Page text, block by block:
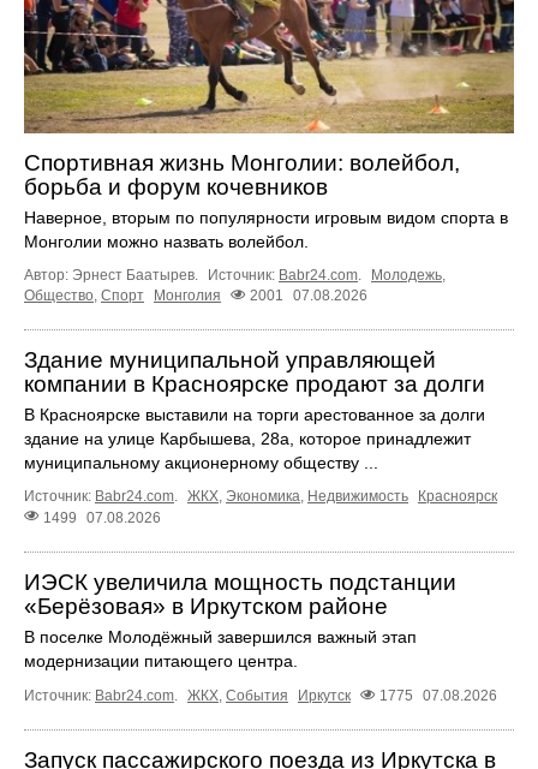
Спортивная жизнь Монголии: волейбол,
борьба и форум кочевников
Наверное, вторым по популярности игровым видом спорта в
Монголии можно назвать волейбол.
Автор: Эрнест Баатырев. Источник: Babr24.com. Молодежь,
Общество, Спорт Монголия 2001 07.08.2026
Здание муниципальной управляющей
компании в Красноярске продают за долги
В Красноярске выставили на торги арестованное за долги
здание на улице Карбышева, 28а, которое принадлежит
муниципальному акционерному обществу ...
Источник: Babr24.com. ЖКХ, Экономика, Недвижимость
Красноярск
1499
07.08.2026
ИЭСК увеличила мощность подстанции
«Берёзовая» в Иркутском районе
В поселке Молодёжный завершился важный этап
модернизации питающего центра.
Источник: Babr24.com ЖКХ События Иркутск 1775 07.08.2026
Запуск пассажирского поезда из Иркутска в